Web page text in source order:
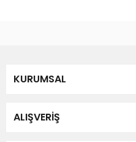
Ürün resmi kalitesiz, bozuk
Ürün bilgilerinde hatalar
KURUMSAL
ALIŞVERİŞ